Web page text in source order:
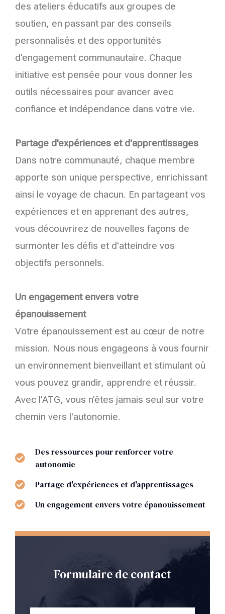
des ateliers éducatifs aux groupes de
soutien, en passant par des conseils
personnalisés et des opportunités
d'engagement communautaire. Chaque
initiative est pensée pour vous donner les
outils nécessaires pour avancer avec
confiance et indépendance dans votre vie.
Partage d'expériences et d'apprentissages
Dans notre communauté, chaque membre
apporte son unique perspective, enrichissant
ainsi le voyage de chacun. En partageant vos
expériences et en apprenant des autres,
vous découvrirez de nouvelles façons de
surmonter les défis et d'atteindre vos
objectifs personnels.
Un engagement envers votre
épanouissement
Votre épanouissement est au cœur de notre
mission. Nous nous engageons à vous fournir
un environnement bienveillant et stimulant où
vous pouvez grandir, apprendre et réussir.
Avec l'ATG, vous n'êtes jamais seul sur votre
chemin vers l'autonomie.
Des ressources pour renforcer votre
autonomie
Partage d'expériences et d'apprentissages
Un engagement envers votre épanouissement
Formulaire de contact